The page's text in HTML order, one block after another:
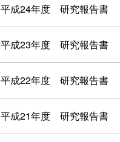
平成24年度 研究報告書
平成23年度 研究報告書
平成22年度 研究報告書
平成21年度 研究報告書